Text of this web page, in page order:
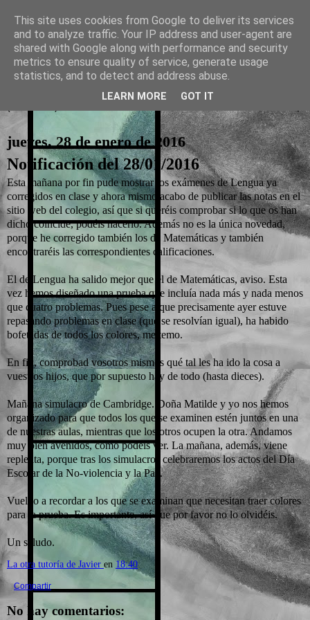
La otra tutoría de Javier
Recursos para Educación Primaria
▼
jueves, 28 de enero de 2016
Notificación del 28/01/2016
Esta mañana por fin pude mostrar los exámenes de Lengua ya
corregidos en clase y ahora mismo acabo de publicar las notas en el
sitio web del colegio, así que si queréis comprobar si lo que os han
dicho coincide, podéis hacerlo. Además no es la única novedad,
porque he corregido también los de Matemáticas y también
encontraréis las correspondientes calificaciones.
El de Lengua ha salido mejor que el de Matemáticas, aviso. Esta
vez hemos diseñado una prueba que incluía nada más y nada menos
que cuatro problemas. Pues pese a que precisamente ayer estuve
repasando problemas en clase (que se resolvían igual), ha habido
bofetadas de todos los colores, me temo.
En fin, comprobad vosotros mismos qué tal les ha ido la cosa a
vuestros hijos, que por supuesto hay de todo (hasta dieces).
Mañana simulacro de Cambridge. Doña Matilde y yo nos hemos
organizado para que todos los que se examinen estén juntos en una
de nuestras aulas, mientras que los otros ocupen la otra. Andamos
muy bien avenidos, como podéis ver. La mañana, además, viene
repletita, porque tras los simulacros celebraremos los actos del Día
Escolar de la No-violencia y la Paz.
Vuelvo a recordar a los que se examinan que necesitan traer colores
para la prueba. Es importante, así que por favor no lo olvidéis.
Un saludo.
La otra tutoría de Javier en 18:40
Compartir
No hay comentarios:
This site uses cookies from Google to deliver its services
and to analyze traffic. Your IP address and user-agent are
shared with Google along with performance and security
metrics to ensure quality of service, generate usage
statistics, and to detect and address abuse.
LEARN MORE GOT IT